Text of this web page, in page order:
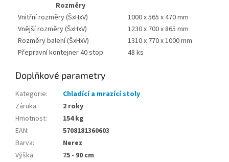
Rozměry
Vnitřní rozměry (ŠxHxV)
1000 x 565 x 470 mm
Vnější rozměry (ŠxHxV)
1230 x 700 x 865 mm
Rozměry balení (ŠxHxV)
1310 x 770 x 1000 mm
Přepravní kontejner 40 stop
48 ks
Doplňkové parametry
Kategorie:
Chladící a mrazící stoly
Záruka:
2 roky
Hmotnost:
154 kg
EAN:
5708181360603
Barva:
Nerez
Výška:
75 - 90 cm